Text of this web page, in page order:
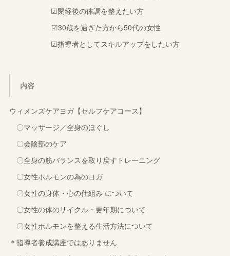
☑閉経後の体調を整えたい方
☑30歳を過ぎた方から50代の女性
☑指導者としてスキルアップをしたい方
内容
ウィメンズケアヨガ【セルフケアコース】
〇マッサージ／全身のほぐし
〇会陰部のケア
〇全身の筋バランスを取り戻すトレーニング
〇女性ホルモンの為のヨガ
〇女性の身体・心の仕組み について
〇女性の体のサイクル・更年期について
〇女性ホルモンを整える生活方法について
＊指導者養成講座ではありません